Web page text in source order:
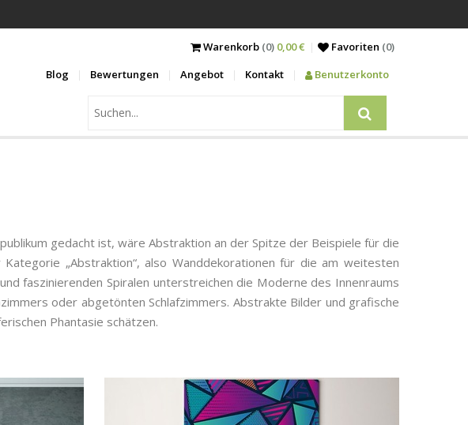
Warenkorb(0) 0,00 € Favoriten (0)
Blog
Bewertungen Angebot Kontakt Benutzerkonto
gedacht ist, wäre Abstraktion an der Spitze der Beispiele für die
„Abstraktion“, also Wanddekorationen für die am weitesten
faszinierenden Spiralen unterstreichen die Moderne des Innenraums
oder abgetönten Schlafzimmers. Abstrakte Bilder und grafische
Phantasie schätzen.